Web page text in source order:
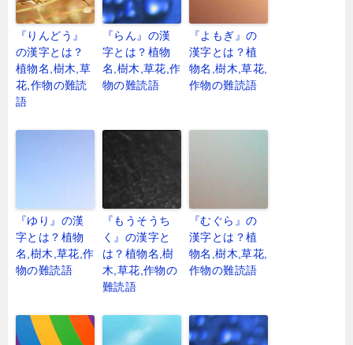
『りんどう』
の漢字とは？
植物名,樹木,草
花,作物の難読
語
『らん』の漢
字とは？植物
名,樹木,草花,作
物の難読語
『よもぎ』の
漢字とは？植
物名,樹木,草花,
作物の難読語
『ゆり』の漢
字とは？植物
名,樹木,草花,作
物の難読語
『もうそうち
く』の漢字と
は？植物名,樹
木,草花,作物の
難読語
『むぐら』の
漢字とは？植
物名,樹木,草花,
作物の難読語